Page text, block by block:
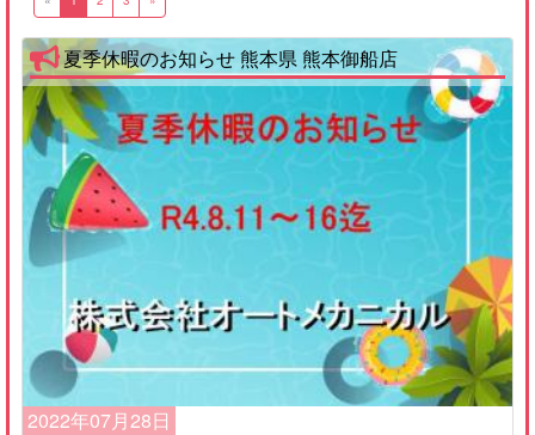
夏季休暇のお知らせ 熊本県 熊本御船店
2022年07月28日